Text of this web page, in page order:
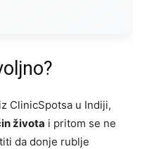
iz ClinicSpotsa u Indiji,
života i pritom se ne
da donje rublje